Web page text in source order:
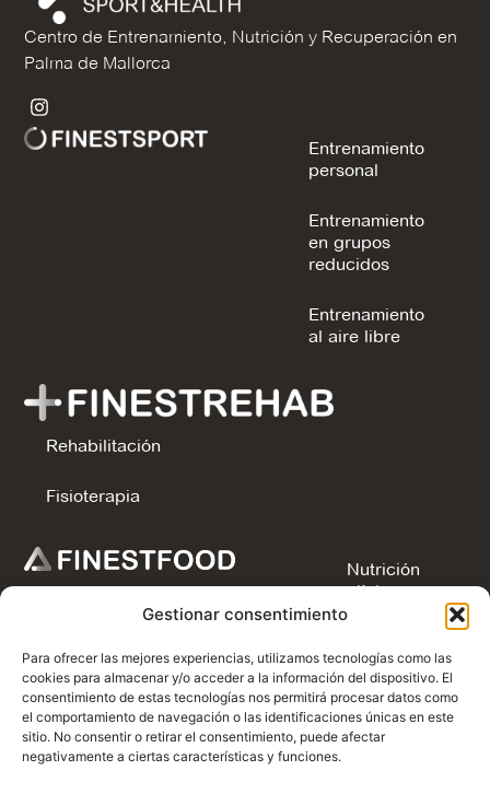
Gestionar consentimiento
Para ofrecer las mejores experiencias, utilizamos tecnologías como las
cookies para almacenar y/o acceder a la información del dispositivo. El
consentimiento de estas tecnologías nos permitirá procesar datos como
el comportamiento de navegación o las identificaciones únicas en este
sitio. No consentir o retirar el consentimiento, puede afectar
negativamente a ciertas características y funciones.
Centro de Entrenamiento, Nutrición y Recuperación en
Palma de Mallorca
Entrenamiento
personal
Entrenamiento
en grupos
reducidos
Entrenamiento
al aire libre
Rehabilitación
Fisioterapia
Nutrición
clínica
deportiva
Vegan &
Veggie